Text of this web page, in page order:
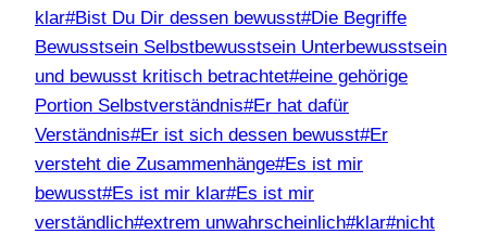
klar#Bist Du Dir dessen bewusst#Die Begriffe
Bewusstsein Selbstbewusstsein Unterbewusstsein
und bewusst kritisch betrachtet#eine gehörige
Portion Selbstverständnis#Er hat dafür
Verständnis#Er ist sich dessen bewusst#Er
versteht die Zusammenhänge#Es ist mir
bewusst#Es ist mir klar#Es ist mir
verständlich#extrem unwahrscheinlich#klar#nicht